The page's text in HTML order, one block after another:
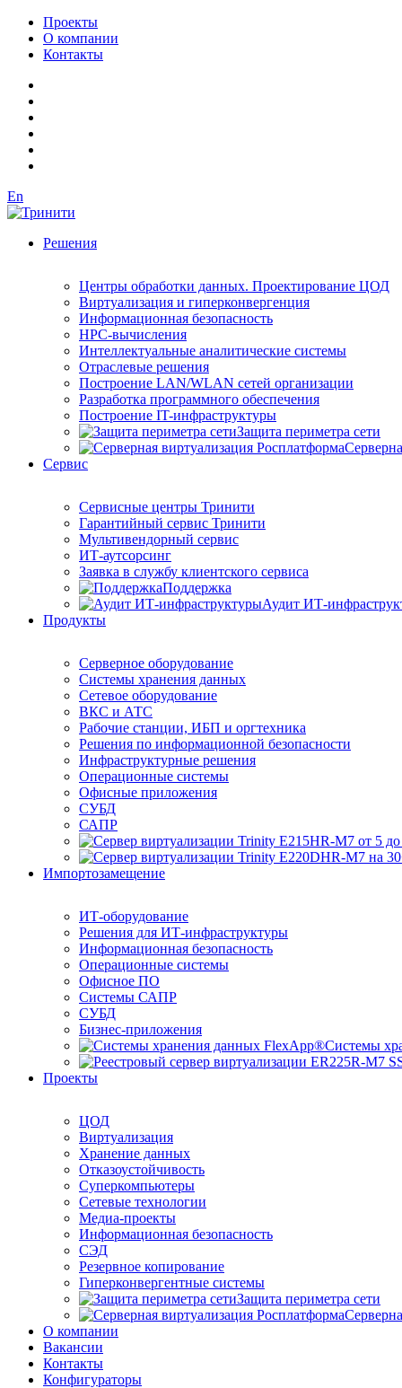
Проекты
О компании
Контакты
En
Решения
Центры обработки данных. Проектирование ЦОД
Виртуализация и гиперконвергенция
Информационная безопасность
HPC-вычисления
Интеллектуальные аналитические системы
Отраслевые решения
Построение LAN/WLAN сетей организации
Разработка программного обеспечения
Построение IT-инфраструктуры
Защита периметра сети
Сервис
Сервисные центры Тринити
Гарантийный сервис Тринити
Мультивендорный сервис
ИТ-аутсорсинг
Заявка в службу клиентского сервиса
Поддержка
Аудит ИТ-
Продукты
Серверное оборудование
Системы хранения данных
Сетевое оборудование
ВКС и АТС
Рабочие станции, ИБП и оргтехника
Решения по информационной безопасности
Инфраструктурные решения
Операционные системы
Офисные приложения
СУБД
САПР
Импортозамещение
ИТ-оборудование
Решения для ИТ-инфраструктуры
Информационная безопасность
Операционные системы
Офисное ПО
Системы САПР
СУБД
Бизнес-приложения
Системы
Проекты
ЦОД
Виртуализация
Хранение данных
Отказоустойчивость
Суперкомпьютеры
Сетевые технологии
Медиа-проекты
Информационная безопасность
СЭД
Резервное копирование
Гиперконвергентные системы
Защита периметра сети
О компании
Вакансии
Контакты
Конфигураторы